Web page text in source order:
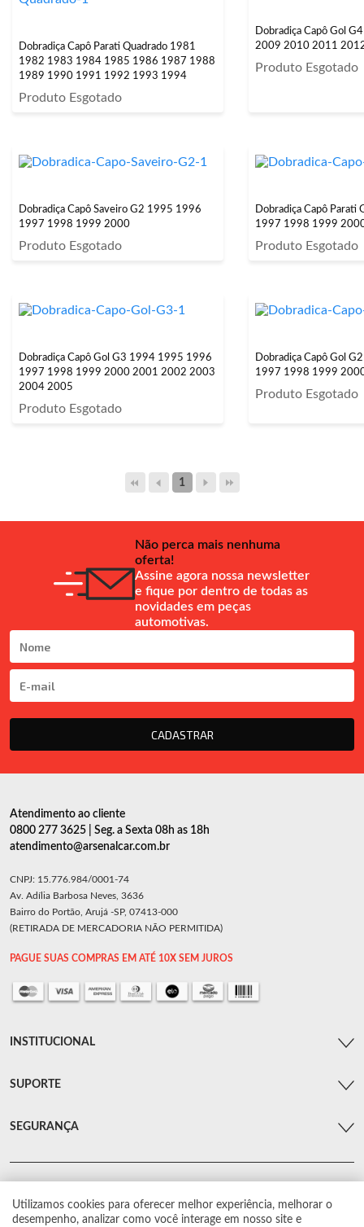
Dobradiça Capô Parati Quadrado 1981
1982 1983 1984 1985 1986 1987 1988
1989 1990 1991 1992 1993 1994
Produto Esgotado
Dobradiça Capô Gol
2009 2010 2011
Produto Esgotado
Dobradiça Capô Saveiro G2 1995 1996
1997 1998 1999 2000
Produto Esgotado
Dobradiça Capô
1997 1998 1999
Produto Esgotado
Dobradiça Capô Gol G3 1994 1995 1996
1997 1998 1999 2000 2001 2002 2003
2004 2005
Produto Esgotado
Dobradiça Capô Gol
1997 1998 1999
Produto Esgotado
1
Não perca mais nenhuma
oferta!
Assine agora nossa newsletter
e fique por dentro de todas as
novidades em peças
automotivas.
CADASTRAR
Utilizamos cookies para oferecer melhor experiência, melhorar o
desempenho, analizar como você interage em nosso site e
Atendimento ao cliente
0800 277 3625 | Seg. a Sexta 08h as 18h
atendimento@arsenalcar.com.br
CNPJ: 15.776.984/0001-74
Av. Adília Barbosa Neves, 3636
Bairro do Portão, Arujá -SP, 07413-000
(RETIRADA DE MERCADORIA NÃO PERMITIDA)
PAGUE SUAS COMPRAS EM ATÉ 10X SEM JUROS
INSTITUCIONAL
SUPORTE
SEGURANÇA
© Arsenal Car. Todos os direitos reservados.